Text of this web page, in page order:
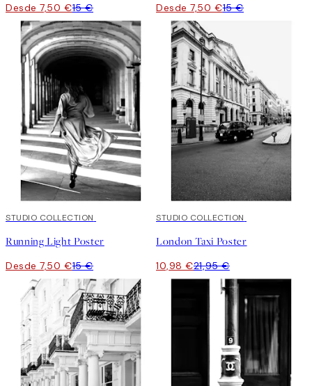
Desde 7,50 €15 € Desde 7,50 €15 €
50%*
STUDIO COLLECTION
Running Light Poster
Desde 7,50 €15 €
50%*
STUDIO COLLECTION
London Taxi Poster
10,98 €21,95 €